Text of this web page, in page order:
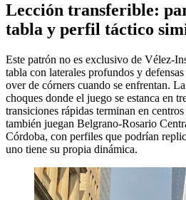
Lección transferible:
tabla y perfil táctico
Este patrón no es exclusivo de Vélez-
tabla con laterales profundos y
over de córners cuando se enfrentan.
choques donde el juego se estanca en
transiciones rápidas terminan en
también juegan Belgrano-Rosario
Córdoba, con perfiles que podrían
uno tiene su propia dinámica.